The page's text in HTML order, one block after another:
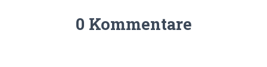
0 Kommentare